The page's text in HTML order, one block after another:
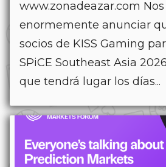
www.zonadeazar.com
enormemente anunciar
socios de KISS Gaming
SPiCE Southeast Asia
que tendrá lugar los días...